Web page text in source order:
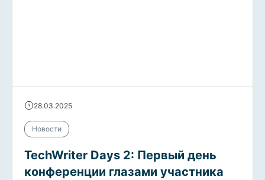
28.03.2025
Новости
TechWriter Days 2: Первый день
конференции глазами участника